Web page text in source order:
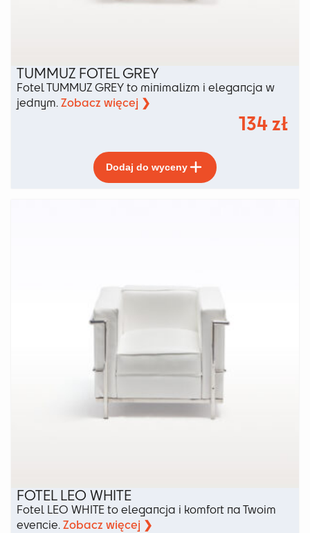
TUMMUZ FOTEL GREY
Fotel TUMMUZ GREY to minimalizm i elegancja w
jednym. Zobacz więcej ❯
134zł
Dodaj do wyceny
produkt
ma
stronie
FOTEL LEO WHITE
Fotel LEO WHITE to elegancja i komfort na Twoim
evencie. Zobacz więcej ❯